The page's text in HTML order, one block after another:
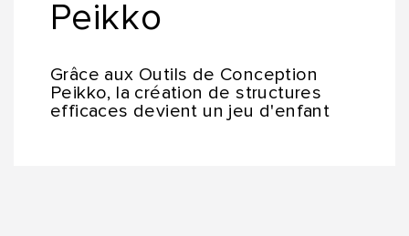
Peikko
Grâce aux Outils de Conception
Peikko, la création de structures
efficaces devient un jeu d'enfant